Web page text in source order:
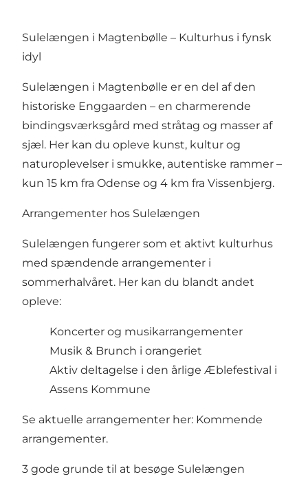
Sulelængen i Magtenbølle – Kulturhus i fynsk
idyl
Sulelængen i Magtenbølle er en del af den
historiske Enggaarden – en charmerende
bindingsværksgård med stråtag og masser af
sjæl. Her kan du opleve kunst, kultur og
naturoplevelser i smukke, autentiske rammer –
kun 15 km fra Odense og 4 km fra Vissenbjerg.
Arrangementer hos Sulelængen
Sulelængen fungerer som et aktivt kulturhus
med spændende arrangementer i
sommerhalvåret. Her kan du blandt andet
opleve:
Koncerter og musikarrangementer
Musik & Brunch i orangeriet
Aktiv deltagelse i den årlige Æblefestival i
Assens Kommune
Se aktuelle arrangementer her: Kommende
arrangementer.
3 gode grunde til at besøge Sulelængen